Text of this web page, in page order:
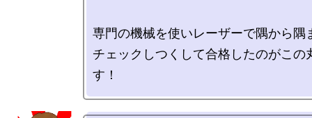
専門の機械を使いレーザーで隅から隅
チェックしつくして合格したのがこの